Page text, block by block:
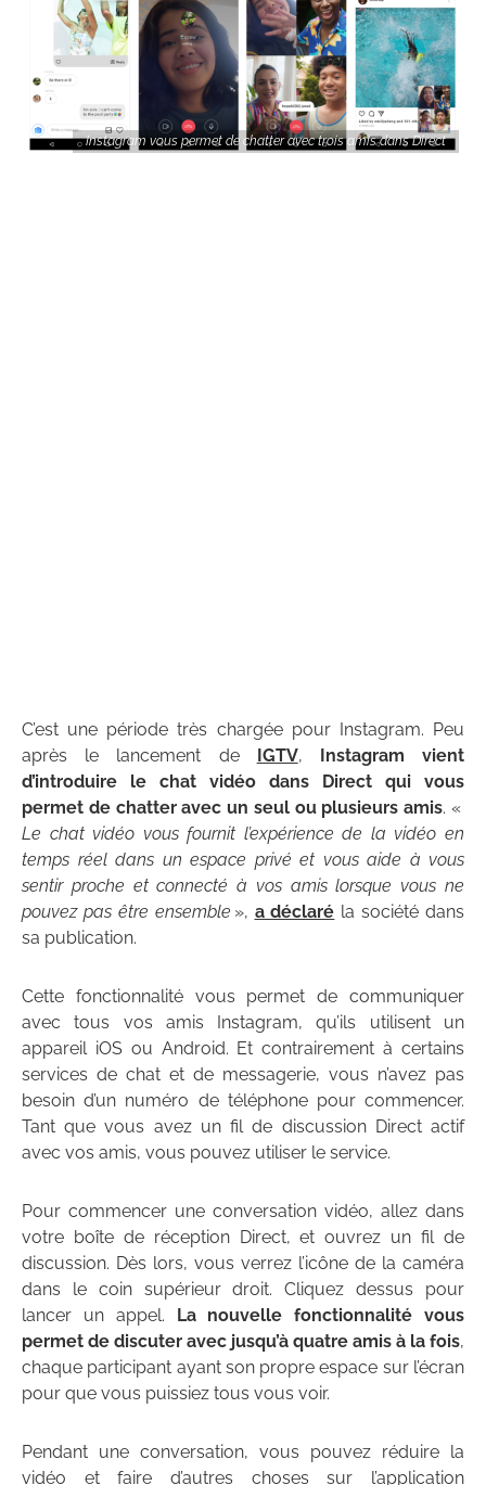
Instagram vous permet de chatter avec trois amis dans Direct
C’est une période très chargée pour Instagram. Peu
après le lancement de
IGTV,
Instagram vient
d’introduire le chat vidéo dans Direct qui vous
permet de chatter avec un seul ou plusieurs amis. «
Le chat vidéo vous fournit l’expérience de la vidéo en
temps réel dans un espace privé et vous aide à vous
sentir proche et connecté à vos amis lorsque vous ne
pouvez pas être ensemble », a déclaré la société dans
sa publication.
Cette fonctionnalité vous permet de communiquer
avec tous vos amis Instagram, qu’ils utilisent un
appareil iOS ou Android. Et contrairement à certains
services de chat et de messagerie, vous n’avez pas
besoin d’un numéro de téléphone pour commencer.
Tant que vous avez un fil de discussion Direct actif
avec vos amis, vous pouvez utiliser le service.
Pour commencer une conversation vidéo, allez dans
votre boîte de réception Direct, et ouvrez un fil de
discussion. Dès lors, vous verrez l’icône de la caméra
dans le coin supérieur droit. Cliquez dessus pour
lancer un appel.
La nouvelle fonctionnalité vous
permet de discuter avec jusqu’à quatre amis à la fois,
chaque participant ayant son propre espace sur l’écran
pour que vous puissiez tous vous voir.
Pendant une conversation, vous pouvez réduire la
vidéo et faire d’autres choses sur l’application